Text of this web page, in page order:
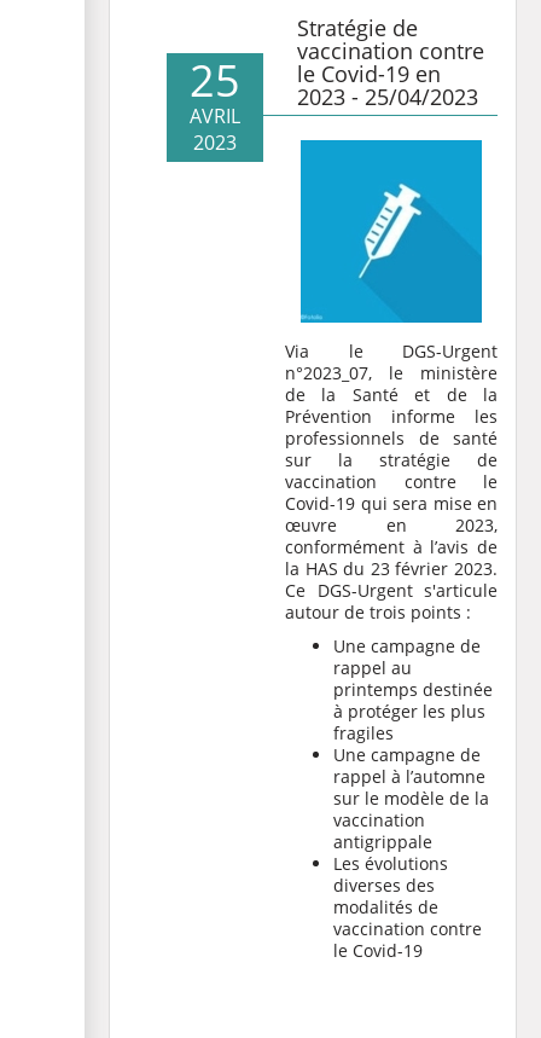
Stratégie de
vaccination contre
le Covid-19 en
2023 - 25/04/2023
25
AVRIL
2023
Via le DGS-Urgent
n°2023_07, le ministère
de la Santé et de la
Prévention informe les
professionnels de santé
sur la stratégie de
vaccination contre le
Covid-19 qui sera mise en
œuvre en 2023,
conformément à l’avis de
la HAS du 23 février 2023.
Ce DGS-Urgent s'articule
autour de trois points :
Une campagne de
rappel au
printemps destinée
à protéger les plus
fragiles
Une campagne de
rappel à l’automne
sur le modèle de la
vaccination
antigrippale
Les évolutions
diverses des
modalités de
vaccination contre
le Covid-19